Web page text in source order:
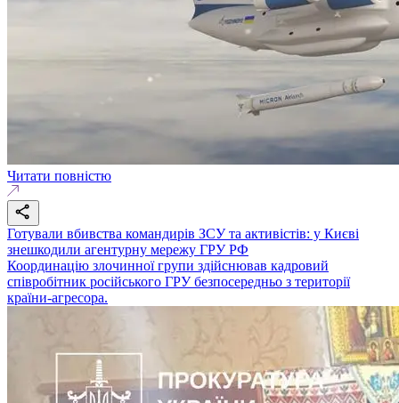
Читати повністю
Готували вбивства командирів ЗСУ та активістів: у Києві
знешкодили агентурну мережу ГРУ РФ
Координацію злочинної групи здійснював кадровий
співробітник російського ГРУ безпосередньо з території
країни-агресора.